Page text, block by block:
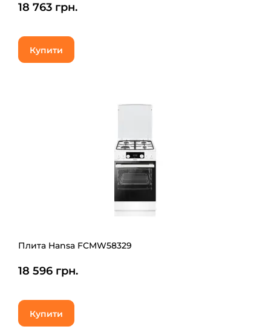
18 763 грн.
Купити
Плита Hansa FCMW58329
18 596 грн.
Купити